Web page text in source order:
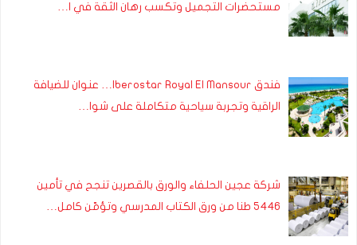
مستحضرات التجميل وتكسب رهان الثقة في ا…
فندق Iberostar Royal El Mansour… عنوان للضيافة
الراقية وتجربة سياحية متكاملة على شوا…
شركة عجين الحلفاء والورق بالقصرين تنجح في تأمين
5446 طنا من ورق الكتاب المدرسي وتؤمّن كامل…